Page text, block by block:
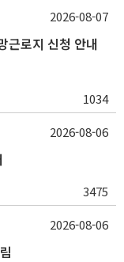
근로지 신청 안내
1034
2026-08-07
3475
2026-08-06
2026-08-06